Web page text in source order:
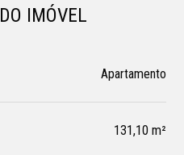
DO IMÓVEL
Apartamento
131,10 m²